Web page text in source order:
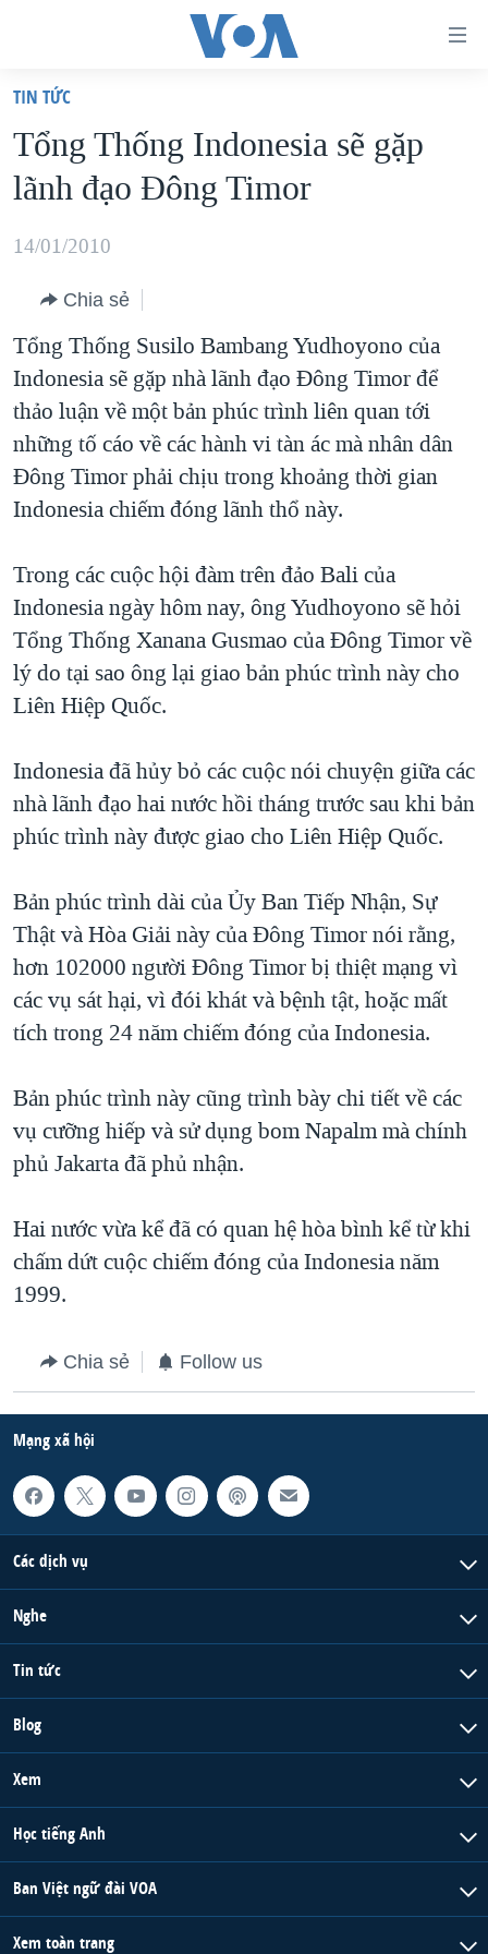
truy
cập
Tới
dung
chính
điều
hướng
chính
Đi
tới
"Tìm"
VIỆT NAM
HOA KỲ
BIỂN ĐÔNG
BLOG
DIỄN ĐÀN
MỤC
TỰ DO BÁO CHÍ
VẠCH TRẦN TIN GIẢ
NGƯỜI VIỆT HẢI NGOẠI
KINH TẾ
KHOA HỌC
SỨC KHOẺ
VĂN HOÁ
CHUYÊN ĐỀ
CHIẾN TRANH THƯƠNG MẠI CỦA MỸ: QUÁ KHỨ VÀ HIỆN
TẠI
MỘT NĂM CHIẾN TRANH TẠI DẢI GAZA
GIẢI MÃ VÀNH ĐAI & CON ĐƯỜNG
NGÀY TỊ NẠN THẾ GIỚI
TRỊNH VĨNH BÌNH - NGƯỜI HẠ 'BÊN THẮNG CUỘC'
CHI PHÍ CHIẾN TRANH AFGHANISTAN
CÁC GIÁ TRỊ CỘNG HÒA Ở VIỆT NAM
THƯỢNG ĐỈNH TRUMP-KIM TẠI VIỆT NAM
TRỊNH VĨNH BÌNH VS. CHÍNH PHỦ VIỆT NAM
NGƯ DÂN VIỆT VÀ LÀN SÓNG TRỘM HẢI SÂM
BÊN KIA QUỐC LỘ: TIẾNG VỌNG TỪ NÔNG THÔN MỸ
QUAN HỆ VIỆT MỸ
HỌC TIẾNG ANH
VIDEO
MẠNG XÃ HỘI
Ngôn ngữ khác
TIN TỨC
Tổng Thống Indonesia sẽ gặp
lãnh đạo Đông Timor
14/01/2010
Chia sẻ
Tổng Thống Susilo Bambang Yudhoyono của
Indonesia sẽ gặp nhà lãnh đạo Đông Timor để
thảo luận về một bản phúc trình liên quan tới
những tố cáo về các hành vi tàn ác mà nhân dân
Đông Timor phải chịu trong khoảng thời gian
Indonesia chiếm đóng lãnh thổ này.
Trong các cuộc hội đàm trên đảo Bali của
Indonesia ngày hôm nay, ông Yudhoyono sẽ hỏi
Tổng Thống Xanana Gusmao của Đông Timor về
lý do tại sao ông lại giao bản phúc trình này cho
Liên Hiệp Quốc.
Indonesia đã hủy bỏ các cuộc nói chuyện giữa các
nhà lãnh đạo hai nước hồi tháng trước sau khi bản
phúc trình này được giao cho Liên Hiệp Quốc.
Bản phúc trình dài của Ủy Ban Tiếp Nhận, Sự
Thật và Hòa Giải này của Đông Timor nói rằng,
hơn 102000 người Đông Timor bị thiệt mạng vì
các vụ sát hại, vì đói khát và bệnh tật, hoặc mất
tích trong 24 năm chiếm đóng của Indonesia.
Bản phúc trình này cũng trình bày chi tiết về các
vụ cưỡng hiếp và sử dụng bom Napalm mà chính
phủ Jakarta đã phủ nhận.
Hai nước vừa kể đã có quan hệ hòa bình kể từ khi
chấm dứt cuộc chiếm đóng của Indonesia năm
1999.
Chia sẻ Follow us
Mạng xã hội
Các dịch vụ
Nghe
Tin tức
Blog
Xem
Học tiếng Anh
Ban Việt ngữ đài VOA
Xem toàn trang